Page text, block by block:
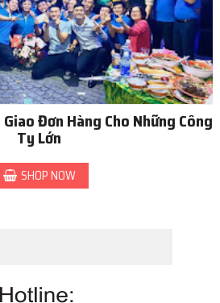
Đơn Hàng Cho Những Công
Ty Lớn
SHOP NOW